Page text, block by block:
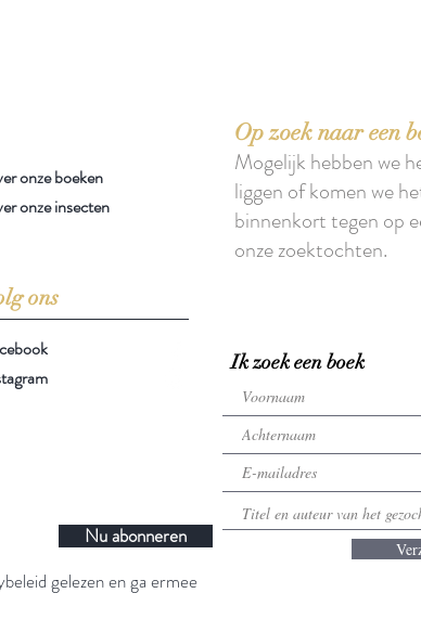
ons
Op zoek naar een
Mogelijk hebben we
liggen of komen we
binnenkort tegen op
onze zoektochten.
Nu abonneren
gelezen en ga ermee
Ik zoek een boek
onze boeken
onze insecten